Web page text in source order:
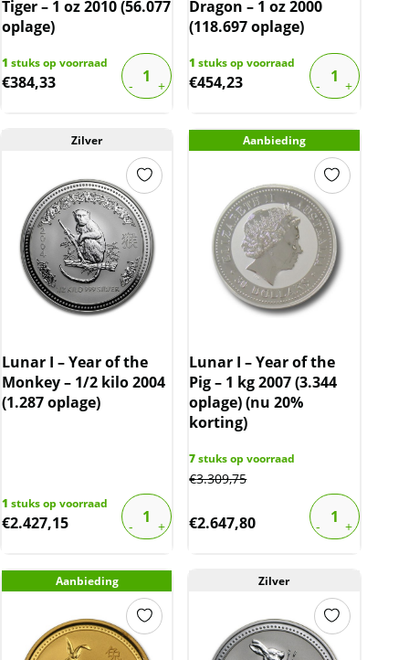
Tiger – 1 oz 2010 (56.077
oplage)
1 stuks op voorraad
€384,33
Dragon – 1 oz 2000
(118.697 oplage)
1 stuks op voorraad
€454,23
Zilver
Lunar I – Year of the
Monkey – 1/2 kilo 2004
(1.287 oplage)
1 stuks op voorraad
€2.427,15
Aanbieding
Lunar I – Year of the
Pig – 1 kg 2007 (3.344
oplage) (nu 20%
korting)
7stuks op voorraad
€3.309,75
€2.647,80
Aanbieding Zilver